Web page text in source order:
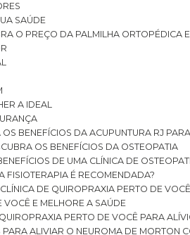
SAÚDE
O PREÇO DA PALMILHA ORTOPÉDICA
A IDEAL
OS BENEFÍCIOS DA ACUPUNTURA RJ
OS BENEFÍCIOS DA OSTEOPATIA
DE UMA CLÍNICA DE
FISIOTERAPIA É RECOMENDADA?
CLÍNICA DE QUIROPRAXIA PERTO DE VOCÊ
VOCÊ E MELHORE A SAÚDE
QUIROPRAXIA PERTO DE VOCÊ PARA
PARA ALIVIAR O NEUROMA DE MORTON